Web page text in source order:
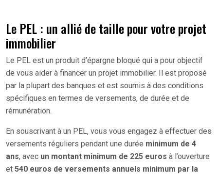
Le PEL : un allié de taille pour votre projet
immobilier
Le PEL est un produit d’épargne bloqué qui a pour objectif
de vous aider à financer un projet immobilier. Il est proposé
par la plupart des banques et est soumis à des conditions
spécifiques en termes de versements, de durée et de
rémunération.
En souscrivant à un PEL, vous vous engagez à effectuer des
versements réguliers pendant une durée minimum de 4
ans, avec un montant minimum de 225 euros à l’ouverture
et 540 euros de versements annuels minimum par la